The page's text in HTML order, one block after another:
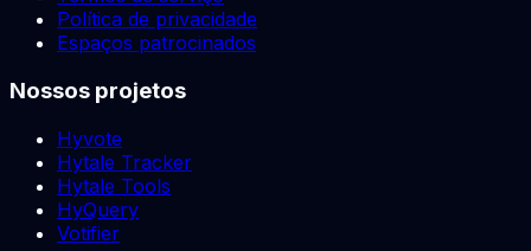
Política de privacidade
Espaços patrocinados
Nossos projetos
Hyvote
Hytale Tracker
Hytale Tools
HyQuery
Votifier